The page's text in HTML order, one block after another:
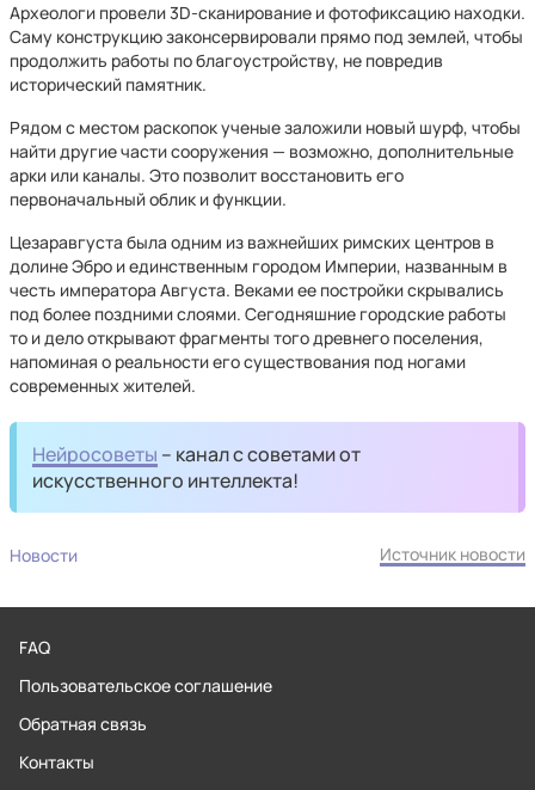
Археологи провели 3D-сканирование и фотофиксацию находки.
Саму конструкцию законсервировали прямо под землей, чтобы
продолжить работы по благоустройству, не повредив
исторический памятник.
Рядом с местом раскопок ученые заложили новый шурф, чтобы
найти другие части сооружения — возможно, дополнительные
арки или каналы. Это позволит восстановить его
первоначальный облик и функции.
Цезаравгуста была одним из важнейших римских центров в
долине Эбро и единственным городом Империи, названным в
честь императора Августа. Веками ее постройки скрывались
под более поздними слоями. Сегодняшние городские работы
то и дело открывают фрагменты того древнего поселения,
напоминая о реальности его существования под ногами
современных жителей.
Нейросоветы – канал с советами от
искусственного интеллекта!
Новости Источник новости
FAQ
Пользовательское соглашение
Обратная связь
Контакты